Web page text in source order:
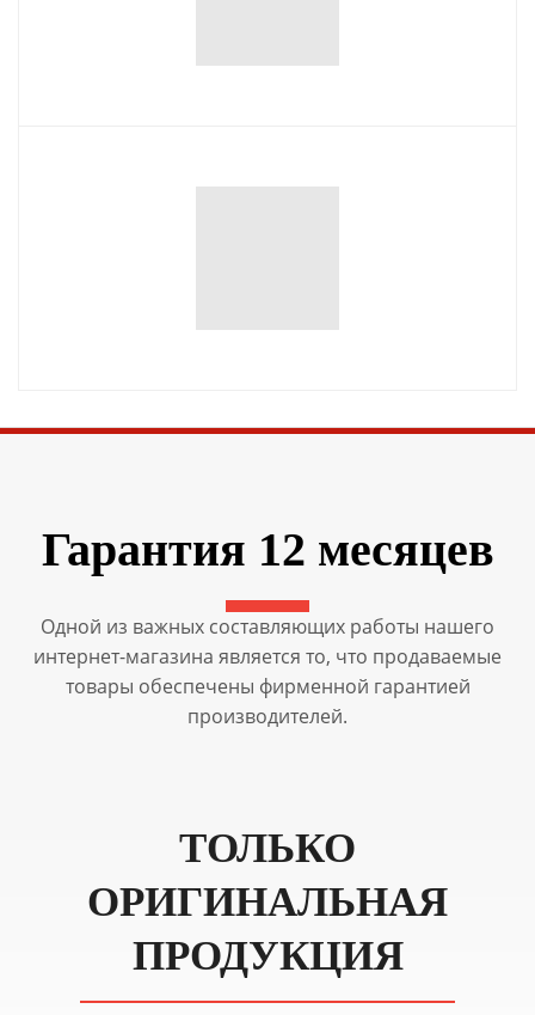
Гарантия 12 месяцев
Одной из важных составляющих работы нашего
интернет-магазина является то, что продаваемые
товары обеспечены фирменной гарантией
производителей.
ТОЛЬКО
ОРИГИНАЛЬНАЯ
ПРОДУКЦИЯ